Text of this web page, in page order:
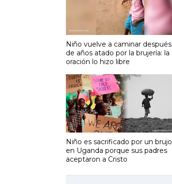
Niño vuelve a caminar después
de años atado por la brujería: la
oración lo hizo libre
Niño es sacrificado por un brujo
en Uganda porque sus padres
aceptaron a Cristo